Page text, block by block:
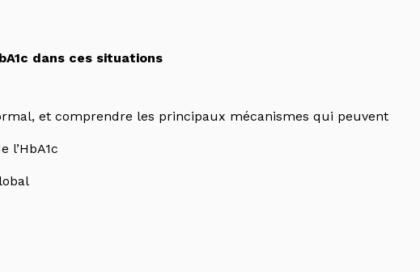
dans ces situations
et comprendre les principaux mécanismes qui peuvent
l’HbA1c